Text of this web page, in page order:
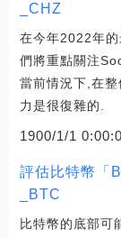
_CHZ
在今年2022年
們將重點關注
當前情況下,在
力是很復雜的.
1900/1/1
評估比特幣「
_BTC
比特幣的底部可